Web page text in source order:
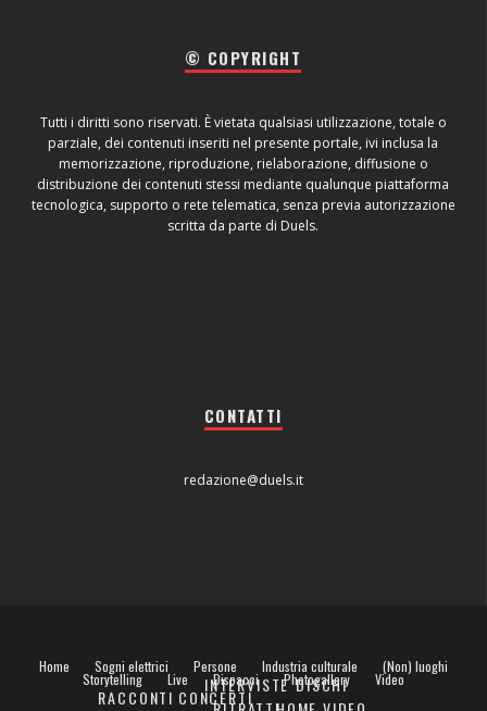
© COPYRIGHT
Tutti i diritti sono riservati. È vietata qualsiasi utilizzazione, totale o
parziale, dei contenuti inseriti nel presente portale, ivi inclusa la
memorizzazione, riproduzione, rielaborazione, diffusione o
distribuzione dei contenuti stessi mediante qualunque piattaforma
tecnologica, supporto o rete telematica, senza previa autorizzazione
scritta da parte di Duels.
CONTATTI
redazione@duels.it
Home Sogni elettrici Persone
INTERVISTE
Industria culturale
DISCHI
(Non) luoghi
Storytelling
RACCONTI
Live
CONCERTI
Dispacci Photogallery Video